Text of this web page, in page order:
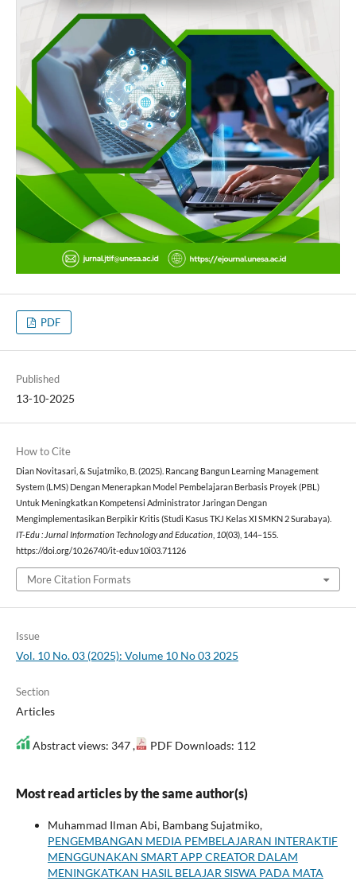
PDF
Published
13-10-2025
How to Cite
Dian Novitasari, & Sujatmiko, B. (2025). Rancang Bangun Learning Management
System (LMS) Dengan Menerapkan Model Pembelajaran Berbasis Proyek (PBL)
Untuk Meningkatkan Kompetensi Administrator Jaringan Dengan
Mengimplementasikan Berpikir Kritis (Studi Kasus TKJ Kelas XI SMKN 2 Surabaya).
IT-Edu : Jurnal Information Technology and Education, 10(03), 144–155.
https://doi.org/10.26740/it-edu.v10i03.71126
More Citation Formats
Issue
Vol. 10 No. 03 (2025): Volume 10 No 03 2025
Section
Articles
Abstract views: 347 , PDF Downloads: 112
Most read articles by the same author(s)
Muhammad Ilman Abi, Bambang Sujatmiko,
PENGEMBANGAN MEDIA PEMBELAJARAN INTERAKTIF
MENGGUNAKAN SMART APP CREATOR DALAM
MENINGKATKAN HASIL BELAJAR SISWA PADA MATA